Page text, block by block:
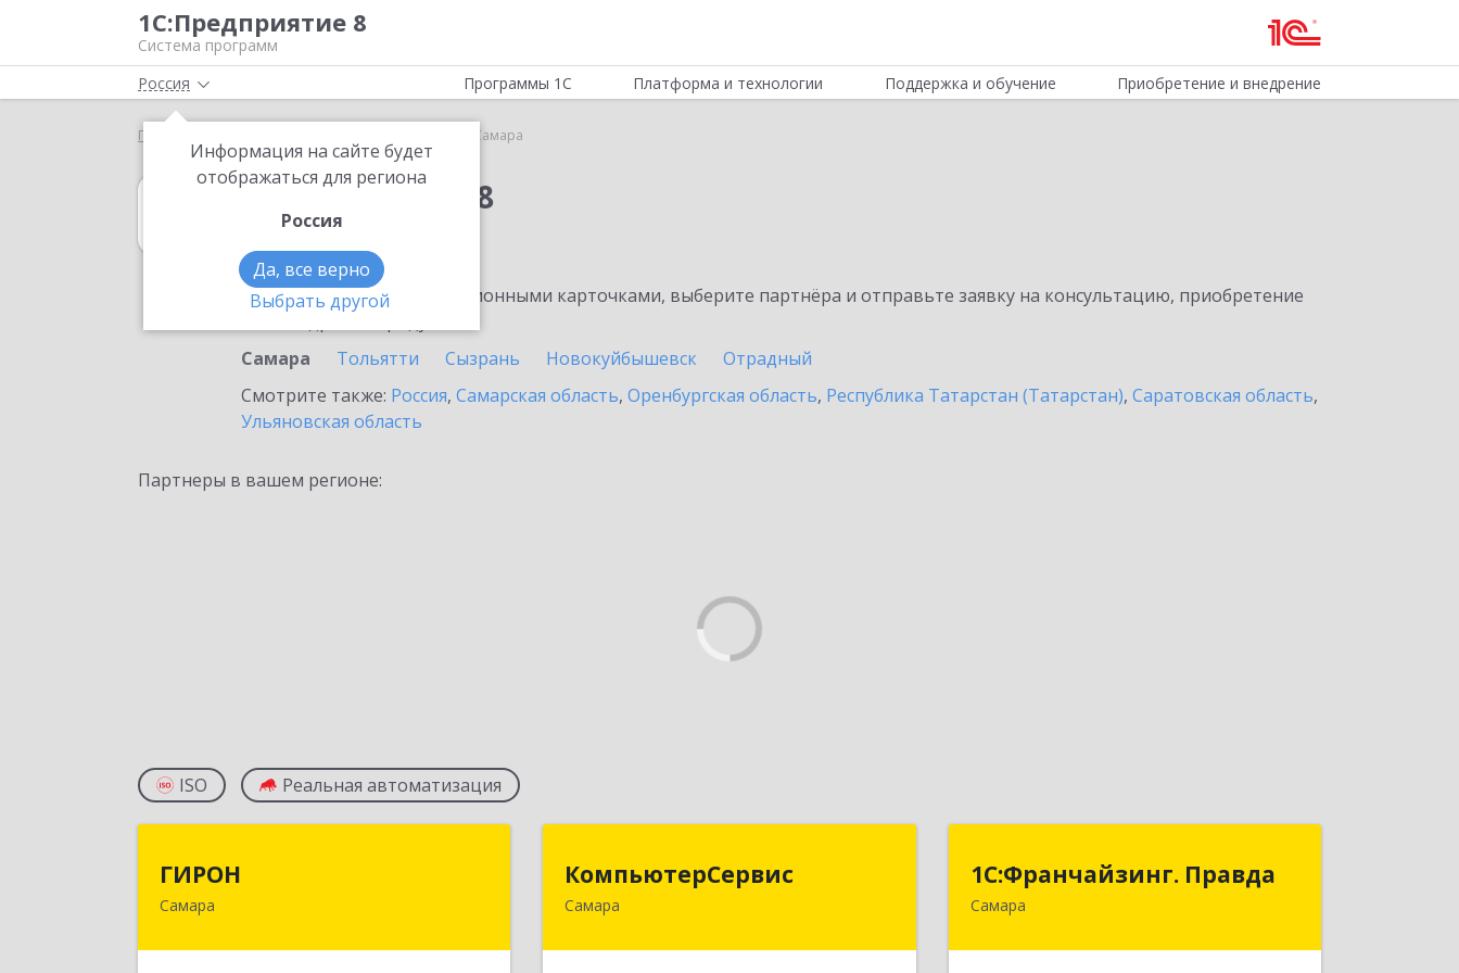
1С:Предприятие 8
Система программ
Россия
Информация на сайте будет
отображаться для региона
Россия
Да, все верно
Выбрать другой
Программы 1С Платформа и технологии Поддержка и обучение Приобретение и внедрение
Главная Самара
1С:Упрощенка 8
в Самаре
Ознакомьтесь с информационными карточками, выберите партнёра и отправьте заявку на консультацию, приобретение
Самара
Тольятти Сызрань Новокуйбышевск
Отрадный
Смотрите также: Россия, Самарская область, Оренбургская область, Республика Татарстан (Татарстан), Саратовская область,
Ульяновская область
Партнеры в вашем регионе:
ISO Реальная автоматизация
ГИРОН
Самара443020, Самарская обл, Самара г,
КомпьютерСервис
Самара443100, Самарская обл, Самара г,
1С:Франчайзинг. Правда
Самара
1С:Франчайзинг. Правда
443090, Самарская обл, Самара г,